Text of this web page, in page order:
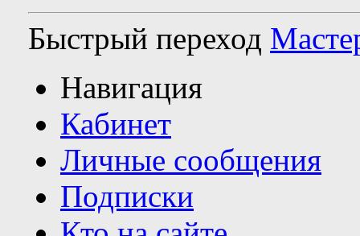
Быстрый переход
Навигация
Кабинет
Личные сообщения
Подписки